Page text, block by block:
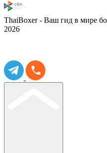
ThaiBoxer - Ваш гид в мире
2026